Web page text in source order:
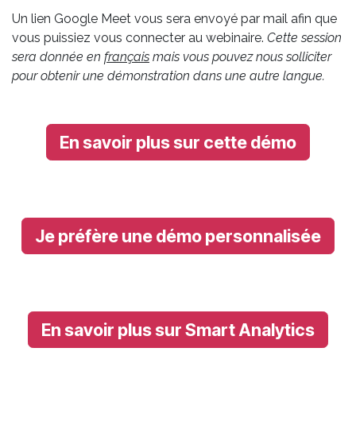
Un lien Google Meet vous sera envoyé par mail afin que
vous puissiez vous connecter au webinaire. Cette session
sera donnée en français mais vous pouvez nous solliciter
pour obtenir une démonstration dans une autre langue.
En savoir plus sur cette démo
Je préfère une démo personnalisée
En savoir plus sur Smart Analytics